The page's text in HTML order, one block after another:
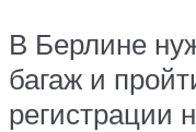
В Берлине
багаж и
регистрации